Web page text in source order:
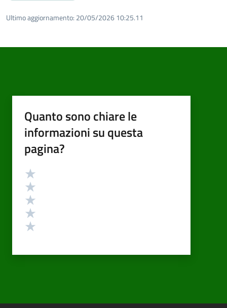
Ultimo aggiornamento: 20/05/2026 10:25.11
Quanto sono chiare le
informazioni su questa
pagina?
Valutazione